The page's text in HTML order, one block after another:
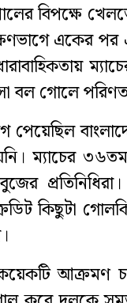
বিপক্ষে
একের
বল গোলে পরিণত
ম্যাচের
প্রতিনিধিরা।
কিছুটা
আক্রমণ